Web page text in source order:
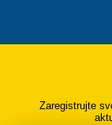
Zaregistrujte